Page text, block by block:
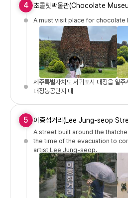
4 초콜릿박물관(Chocolate
A must visit place for chocolate
제주특별자치도 서귀포시 대정읍 일
대정농공단지 내
5 이중섭거리(Lee Jung-seop
A street built around the
the time of the evacuation to
artist Lee Jung-seop.